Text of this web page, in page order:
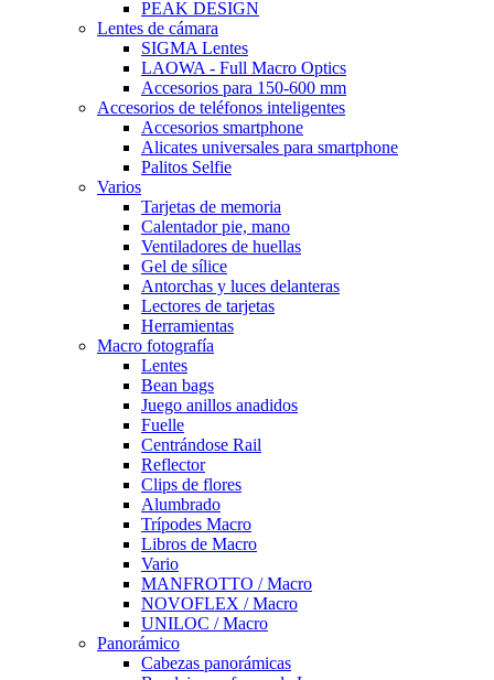
PEAK DESIGN
Lentes de cámara
SIGMA Lentes
LAOWA - Full Macro Optics
Accesorios para 150-600 mm
Accesorios de teléfonos inteligentes
Accesorios smartphone
Alicates universales para smartphone
Palitos Selfie
Varios
Tarjetas de memoria
Calentador pie, mano
Ventiladores de huellas
Gel de sílice
Antorchas y luces delanteras
Lectores de tarjetas
Herramientas
Macro fotografía
Lentes
Bean bags
Juego anillos anadidos
Fuelle
Centrándose Rail
Reflector
Clips de flores
Alumbrado
Trípodes Macro
Libros de Macro
Vario
MANFROTTO / Macro
NOVOFLEX / Macro
UNILOC / Macro
Panorámico
Cabezas panorámicas